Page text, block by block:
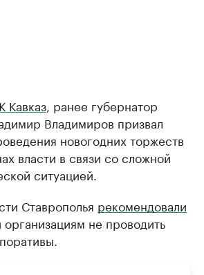
Кавказ, ранее губернатор
Владимиров призвал
новогодних торжеств
власти в связи со сложной
ситуацией.
Ставрополья рекомендовали
не проводить